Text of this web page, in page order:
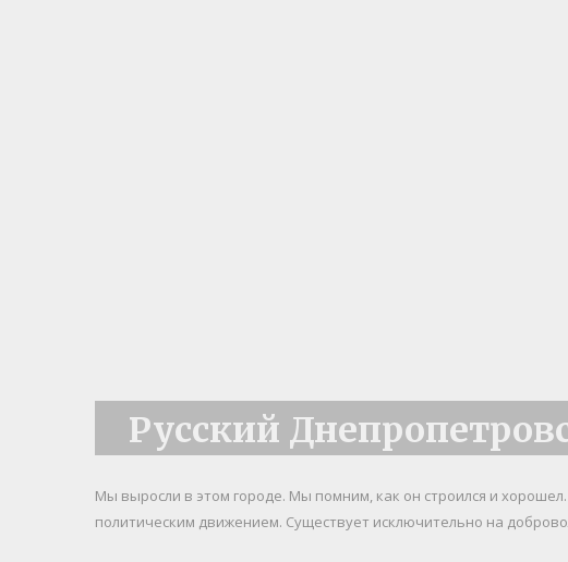
Русский
Мы выросли в этом городе. Мы помним, как он строился и
политическим движением. Существует исключительно на